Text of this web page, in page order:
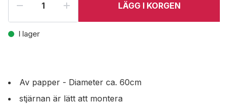
LÄGG I KORGEN
I lager
Av papper - Diameter ca. 60cm
stjärnan är lätt att montera